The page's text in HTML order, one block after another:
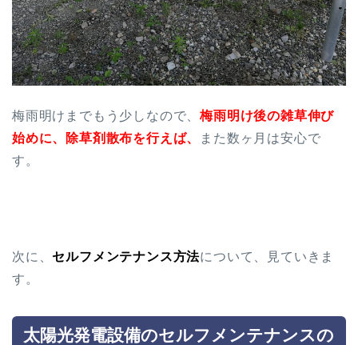
梅雨明けまでもう少しなので、梅雨明け後の雑草伸び
始めに、除草剤散布を行えば、
また数ヶ月は安心で
す。
次に、 セルフメンテナンス方法について、見ていきま
す。
太陽光発電設備のセルフメンテナンスの